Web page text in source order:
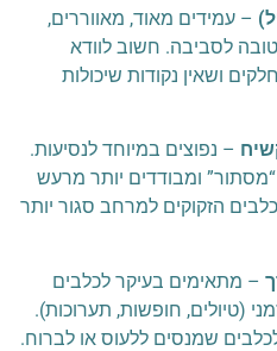
– עמידים מאוד, מאווררים,
לסביבה. חשוב לוודא
ושאין נקודות שיכולות
– נפוצים במיוחד לנסיעות.
ומבודדים יותר מרעש
הזקוקים למרחב סגור יותר
– מתאימים בעיקר לכלבים
(טיולים, חופשות, תערוכות).
שמנסים ללעוס או לברוח.